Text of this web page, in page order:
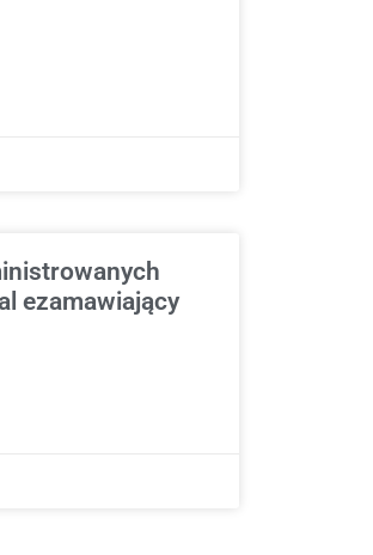
ezamawiający